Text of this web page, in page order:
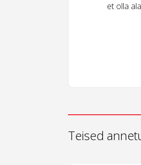
et olla
Teised